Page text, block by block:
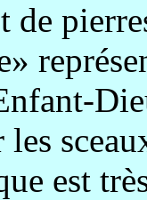
de
est